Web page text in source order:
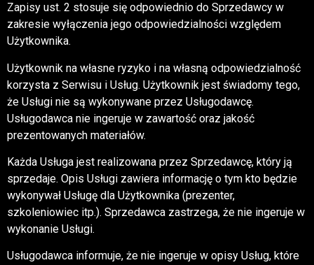
Zapisy ust. 2 stosuje się odpowiednio do Sprzedawcy w
zakresie wyłączenia jego odpowiedzialności względem
Użytkownika.
Użytkownik na własne ryzyko i na własną odpowiedzialność
korzysta z Serwisu i Usług. Użytkownik jest świadomy tego,
że Usługi nie są wykonywane przez Usługodawcę.
Usługodawca nie ingeruje w zawartość oraz jakość
prezentowanych materiałów.
Każda Usługa jest realizowana przez Sprzedawcę, który ją
sprzedaje. Opis Usługi zawiera informację o tym kto będzie
wykonywał Usługę dla Użytkownika (prezenter,
szkoleniowiec itp.). Sprzedawca zastrzega, że nie ingeruje w
wykonanie Usługi.
Usługodawca informuje, że nie ingeruje w opisy Usług, które